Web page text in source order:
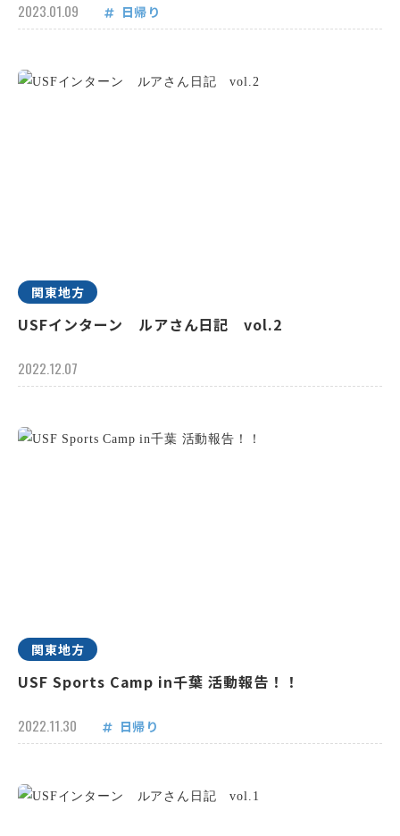
2023.01.09 日帰り
関東地方
USFインターン ルアさん日記 vol.2
2022.12.07
関東地方
USF Sports Camp in千葉 活動報告！！
2022.11.30 日帰り